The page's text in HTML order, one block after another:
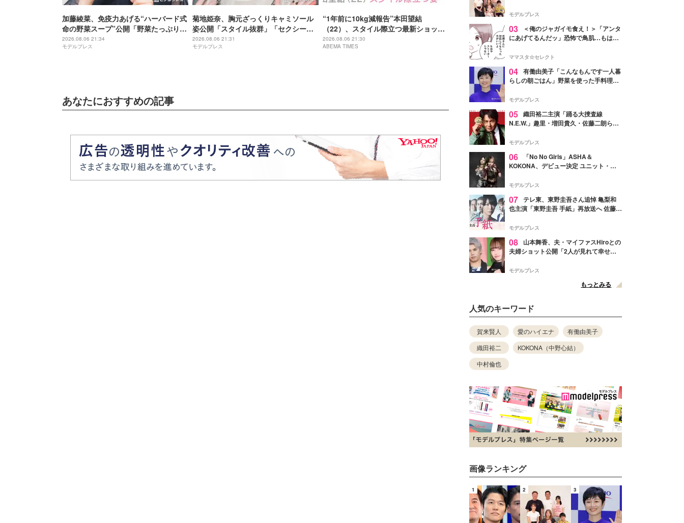
加藤綾菜、免疫力あげる“ハーバード式
命の野菜スープ”公開「野菜たっぷりで
美味しそう」「栄養満点ですね」と反
響
2026.08.06 21:34
モデルプレス
菊地姫奈、胸元ざっくりキャミソール
姿公開「スタイル抜群」「セクシーす
ぎる」と話題
2026.08.06 21:31
モデルプレス
“1年前に10kg減報告”本田望結
（22）、スタイル際立つ最新ショット
に反響「痩せた？」「ミトちゃんに似
てきた」
2026.08.06 21:30
ABEMA TIMES
あなたにおすすめの記事
よ！」
モデルプレス
03
＜俺のジャガイモ食え！＞「アンタ
にあげてるんだッ」恐怖で鳥肌…もはや
ママスタ☆セレクト
04 有働由美子「こんなもんです一人暮
らしの朝ごはん」野菜を使った手料理公
そう」と反響
モデルプレス
05 織田裕二主演「踊る大捜査線
N.E.W.」趣里・増田貴久・佐藤二朗ら新
徴する“謎のキーワード”も
モデルプレス
06
「No No Girls」ASHA＆
KOKONA、デビュー決定 ユニット・
リリースへ
モデルプレス
07 テレ東、東野圭吾さん追悼 亀梨和
也主演「東野圭吾 手紙」再放送へ 佐藤隆
モデルプレス
08
山本舞香、夫・マイファスHiroとの
夫婦ショット公開「2人が見れて幸せ」
モデルプレス
もっとみる
人気のキーワード
賀来賢人 愛のハイエナ
有働由美子
織田裕二
KOKONA（中野心結）
中村倫也
画像ランキング
1 2 3